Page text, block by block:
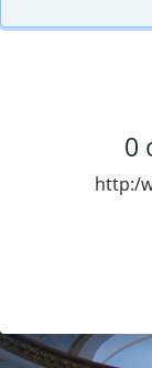
0
http:/